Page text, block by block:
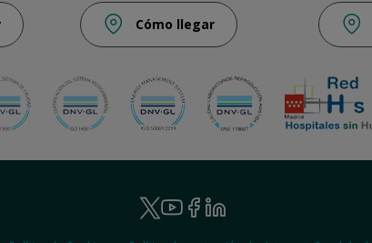
Cómo llegar
Ruber
Twitter